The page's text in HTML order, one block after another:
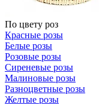
По цвету роз
Красные розы
Белые розы
Розовые розы
Сиреневые розы
Малиновые розы
Разноцветные розы
Желтые розы